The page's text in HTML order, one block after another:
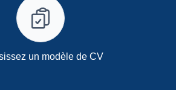
un modèle de CV